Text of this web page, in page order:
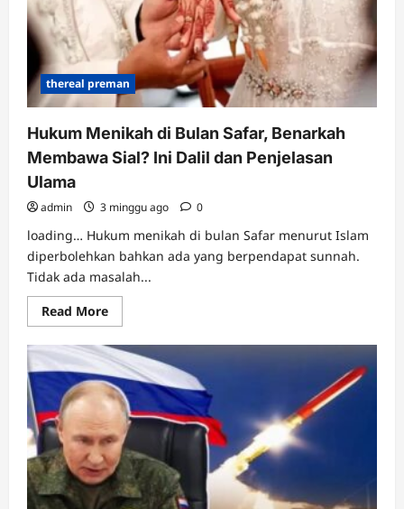
thereal preman
Hukum Menikah di Bulan Safar, Benarkah
Membawa Sial? Ini Dalil dan Penjelasan
Ulama
admin 3 minggu ago 0
loading… Hukum menikah di bulan Safar menurut Islam
diperbolehkan bahkan ada yang berpendapat sunnah.
Tidak ada masalah...
Read MoreRead
more
Hukum
Menikah
di
Bulan
Safar,
Benarkah
Membawa
Sial?
Ini
Dalil
dan
Penjelasan
Ulama